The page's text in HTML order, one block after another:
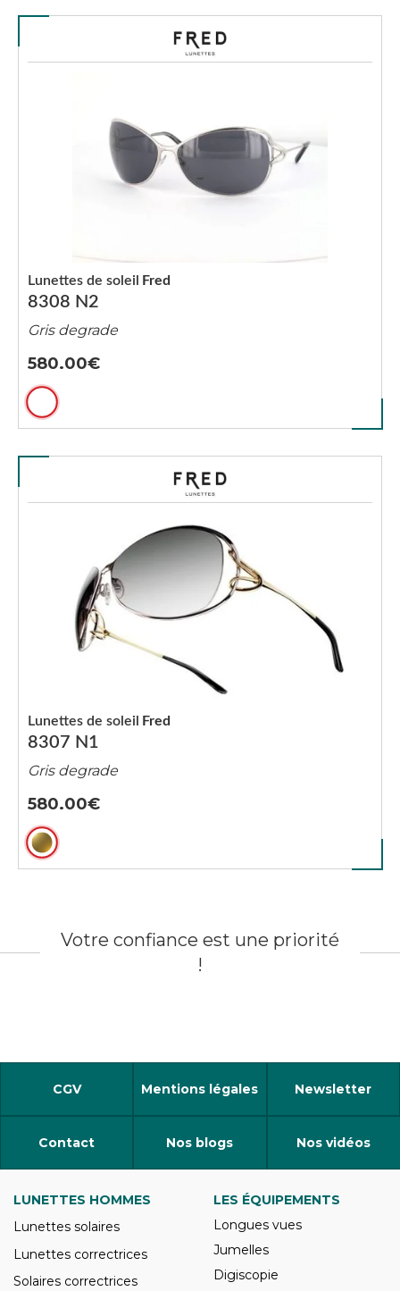
8308 N2
Lunettes de soleil Fred
Gris degrade
580.00
8307 N1
Lunettes de soleil Fred
Gris degrade
580.00
Votre confiance est une priorité
!
CGV Mentions légales Newsletter
Contact Nos blogs Nos vidéos
LUNETTES HOMMES
Lunettes solaires
Lunettes correctrices
Solaires correctrices
LES ÉQUIPEMENTS
Longues vues
Jumelles
Digiscopie